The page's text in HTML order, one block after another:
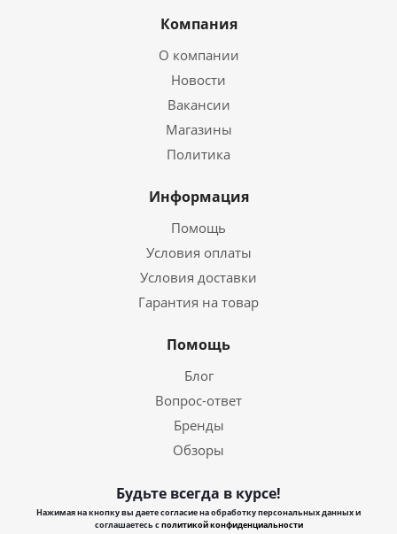
Компания
О компании
Новости
Вакансии
Магазины
Политика
Информация
Помощь
Условия оплаты
Условия доставки
Гарантия на товар
Помощь
Блог
Вопрос-ответ
Бренды
Обзоры
Будьте всегда в курсе!
Нажимая на кнопку вы даете согласие на обработку персональных данных и
соглашаетесь сполитикой конфиденциальности